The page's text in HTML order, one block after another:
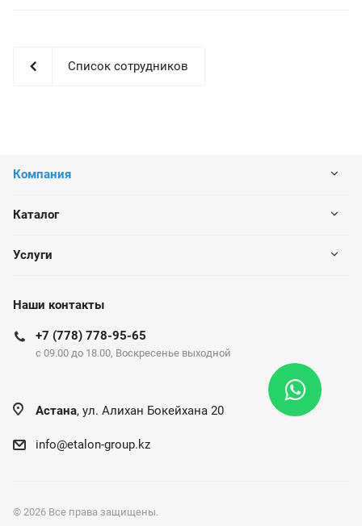
Список сотрудников
Компания
Каталог
Услуги
Наши контакты
+7 (778) 778-95-65
c 09.00 до 18.00, Воскресенье выходной
Астана, ул. Алихан Бокейхана 20
info@etalon-group.kz
© 2026 Все права защищены.